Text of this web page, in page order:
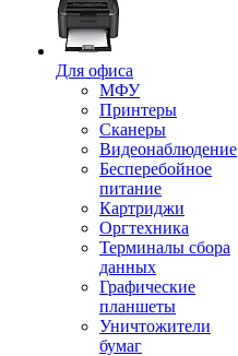
Для офиса
МФУ
Принтеры
Сканеры
Видеонаблюдение
Бесперебойное
питание
Картриджи
Оргтехника
Терминалы сбора
данных
Графические
планшеты
Уничтожители
бумаг